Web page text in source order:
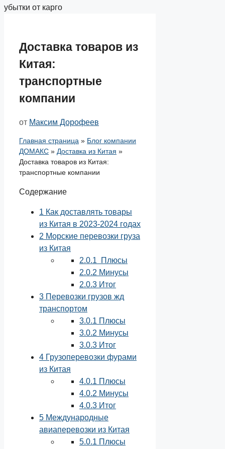
убытки от карго
Доставка товаров из
Китая:
транспортные
компании
от Максим Дорофеев
Главная страница » Блог компании
ДОМАКС » Доставка из Китая »
Доставка товаров из Китая:
транспортные компании
Содержание
1 Как доставлять товары
из Китая в 2023-2024 годах
2 Морские перевозки груза
из Китая
2.0.1 Плюсы
2.0.2 Минусы
2.0.3 Итог
3 Перевозки грузов жд
транспортом
3.0.1 Плюсы
3.0.2 Минусы
3.0.3 Итог
4 Грузоперевозки фурами
из Китая
4.0.1 Плюсы
4.0.2 Минусы
4.0.3 Итог
5 Международные
авиаперевозки из Китая
5.0.1 Плюсы